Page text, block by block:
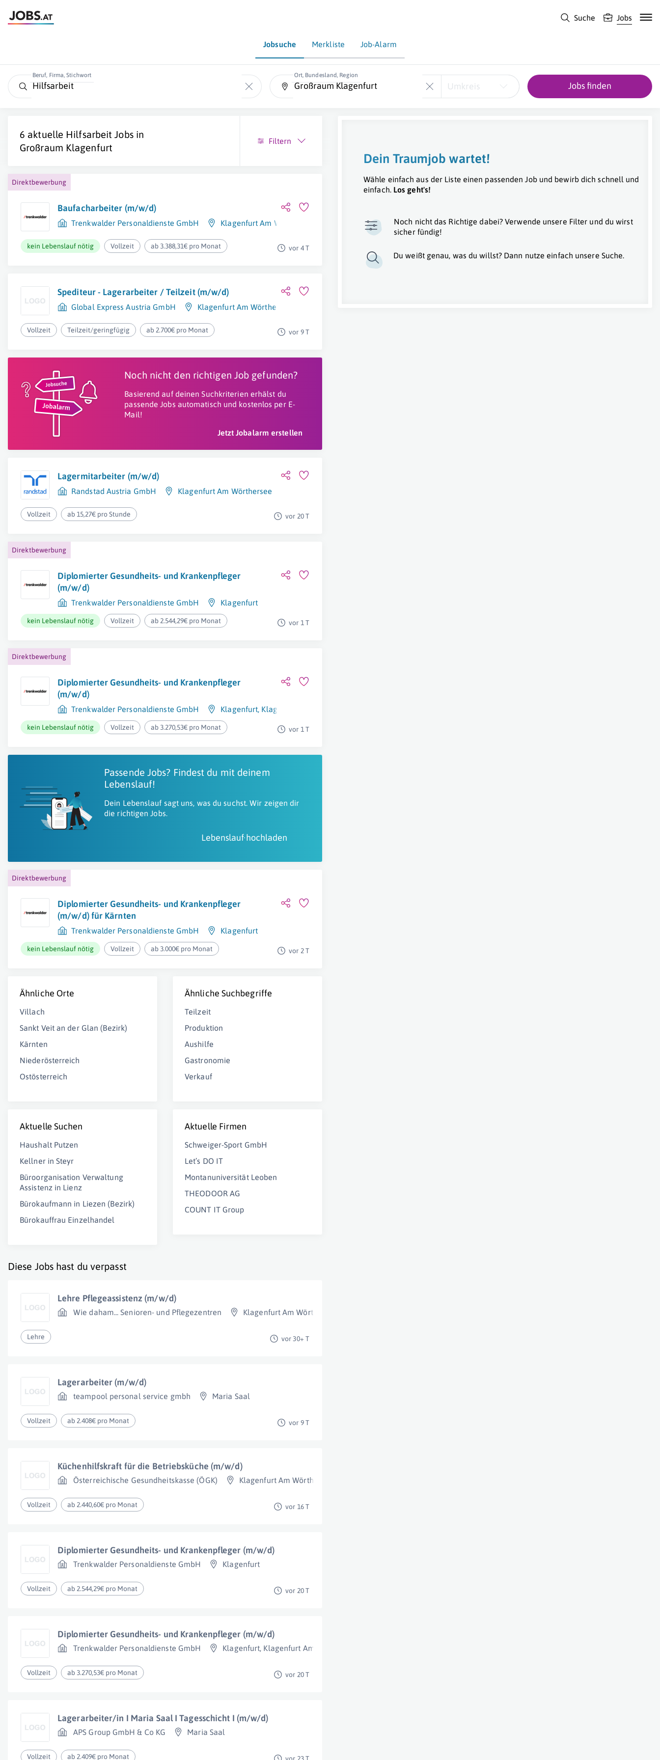
Suche Jobs
Jobsuche Merkliste Job-Alarm
Beruf, Firma, Stichwort Ort, Bundesland, Region
Umkreis Jobs finden
6 aktuelle Hilfsarbeit Jobs in
Großraum Klagenfurt
Filtern
Direktbewerbung
Baufacharbeiter (m/w/d)
Trenkwalder Personaldienste GmbH Klagenfurt Am Wörthersee
kein Lebenslauf nötig Vollzeit ab 3.388,31€ pro Monat vor 4 T
Spediteur - Lagerarbeiter / Teilzeit (m/w/d)
Global Express Austria GmbH Klagenfurt Am Wörthersee
Vollzeit Teilzeit/geringfügig ab 2.700€ pro Monat vor 9 T
Noch nicht den richtigen Job gefunden?
Basierend auf deinen Suchkriterien erhälst du
passende Jobs automatisch und kostenlos per E-
Mail!
Jetzt Jobalarm erstellen
Lagermitarbeiter (m/w/d)
Randstad Austria GmbH Klagenfurt Am Wörthersee
Vollzeit ab 15,27€ pro Stunde vor 20 T
Direktbewerbung
Diplomierter Gesundheits- und Krankenpfleger
(m/w/d)
Trenkwalder Personaldienste GmbH Klagenfurt
kein Lebenslauf nötig Vollzeit ab 2.544,29€ pro Monat vor 1 T
Direktbewerbung
Diplomierter Gesundheits- und Krankenpfleger
(m/w/d)
Trenkwalder Personaldienste GmbH Klagenfurt, Klagenfurt Am Wörthersee
kein Lebenslauf nötig Vollzeit ab 3.270,53€ pro Monat vor 1 T
Passende Jobs? Findest du mit deinem
Lebenslauf!
Dein Lebenslauf sagt uns, was du suchst. Wir zeigen dir
die richtigen Jobs.
Lebenslauf hochladen
Direktbewerbung
Diplomierter Gesundheits- und Krankenpfleger
(m/w/d) für Kärnten
Trenkwalder Personaldienste GmbH Klagenfurt
kein Lebenslauf nötig Vollzeit ab 3.000€ pro Monat vor 2 T
Ähnliche Orte
Villach
Sankt Veit an der Glan (Bezirk)
Kärnten
Niederösterreich
Ostösterreich
Ähnliche Suchbegriffe
Teilzeit
Produktion
Aushilfe
Gastronomie
Verkauf
Aktuelle Suchen
Haushalt Putzen
Kellner in Steyr
Büroorganisation Verwaltung
Assistenz in Lienz
Bürokaufmann in Liezen (Bezirk)
Bürokauffrau Einzelhandel
Aktuelle Firmen
Schweiger-Sport GmbH
Let’s DO IT
Montanuniversität Leoben
THEODOOR AG
COUNT IT Group
Diese Jobs hast du verpasst
Lehre Pflegeassistenz (m/w/d)
Wie daham... Senioren- und Pflegezentren Klagenfurt Am Wörthersee
Lehre vor 30+ T
Lagerarbeiter (m/w/d)
teampool personal service gmbh Maria Saal
Vollzeit ab 2.408€ pro Monat vor 9 T
Küchenhilfskraft für die Betriebsküche (m/w/d)
Österreichische Gesundheitskasse (ÖGK) Klagenfurt Am Wörthersee
Vollzeit ab 2.440,60€ pro Monat vor 16 T
Diplomierter Gesundheits- und Krankenpfleger (m/w/d)
Trenkwalder Personaldienste GmbH Klagenfurt
Vollzeit ab 2.544,29€ pro Monat vor 20 T
Diplomierter Gesundheits- und Krankenpfleger (m/w/d)
Trenkwalder Personaldienste GmbH Klagenfurt, Klagenfurt Am Wörthersee
Vollzeit ab 3.270,53€ pro Monat vor 20 T
Lagerarbeiter/in I Maria Saal I Tagesschicht I (m/w/d)
APS Group GmbH & Co KG Maria Saal
Vollzeit ab 2.409€ pro Monat
Dein Traumjob wartet!
Wähle einfach aus der Liste einen passenden Job und bewirb dich schnell und
einfach. Los geht's!
Noch nicht das Richtige dabei? Verwende unsere Filter und du wirst
sicher fündig!
Du weißt genau, was du willst? Dann nutze einfach unsere Suche.